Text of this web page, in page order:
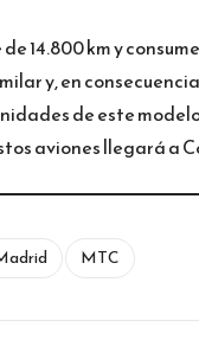
14.800 km y
y, en
de este
aviones llegará a
MTC